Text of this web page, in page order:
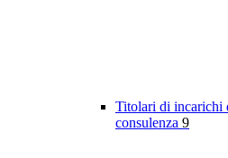
Titolari di incarichi
consulenza 9